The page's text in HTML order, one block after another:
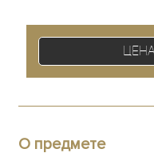
О предмете